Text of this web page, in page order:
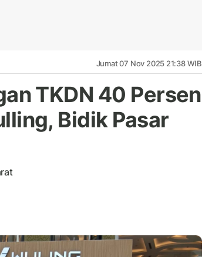
Jumat 07 Nov 2025 21:38 WIB
TKDN 40 Persen
Bidik Pasar